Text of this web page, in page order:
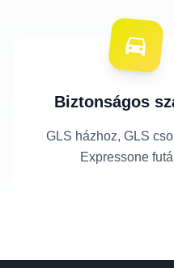
Biztonságos
GLS házhoz, GLS
Expressone